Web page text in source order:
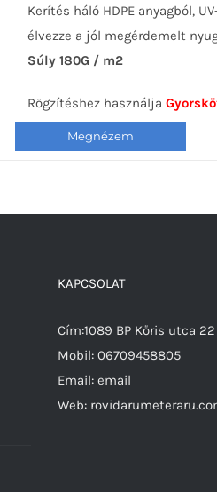
Kerítés háló HDPE anyagból,
élvezze a jól megérdemelt
Súly 180G / m2
Rögzítéshez használja
Ennek
a
termékoldalon
választhatók
KAPCSOLAT
Cím:1089 BP Kőris utca 22
Mobil: 06709458805
Email: email
Web: